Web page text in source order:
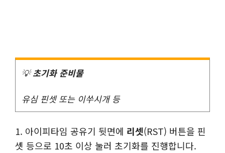
💡초기화 준비물
유심 핀셋 또는 이쑤시개 등
1. 아이피타임 공유기 뒷면에 리셋(RST) 버튼을 핀
셋 등으로 10초 이상 눌러 초기화를 진행합니다.